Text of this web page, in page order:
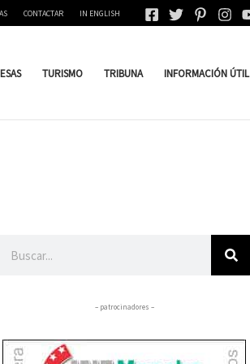
CONTACTAR IN ENGLISH
TURISMO TRIBUNA INFORMACIÓN ÚTIL
– patrocinadores –